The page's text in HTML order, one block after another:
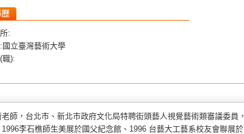
:
國立臺灣藝術大學
職):
師，台北市、新北市政府文化局特聘街頭藝人視覺藝術類審議委員，
李石樵師生美展於國父紀念館、1996 台藝大工藝系校友會聯展於